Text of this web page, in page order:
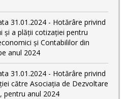
31.01.2024 - Hotărâre privind
și a plății cotizației pentru
și Contabililor din
anul 2024
31.01.2024 - Hotărâre privind
către Asociația de Dezvoltare
pentru anul 2024